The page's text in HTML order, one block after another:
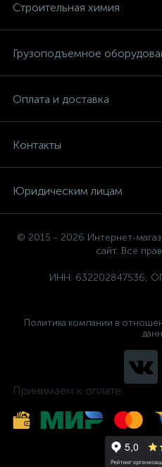
Строительная химия
Грузоподъемное
Оплата и доставка
Контакты
Юридическим лицам
© 2015 - 2026 Интернет-
сайт. Все
ИНН: 632202847536,
Политика компании в
Принимаем к оплате: